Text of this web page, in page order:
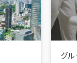
グループビジョンopen_in_new